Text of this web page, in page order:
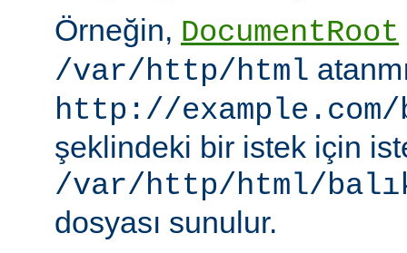
Örneğin, DocumentRoot
/var/http/html
http://
şeklindeki bir istek için
/var/http/html/
dosyası sunulur.